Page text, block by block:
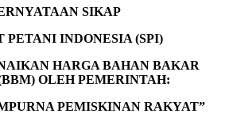
SIKAP
PETANI INDONESIA (SPI)
HARGA BAHAN BAKAR
OLEH PEMERINTAH:
PEMISKINAN RAKYAT”